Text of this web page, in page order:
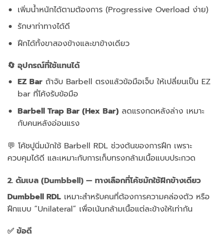
เพิ่มน้ำหนักได้ตามต้องการ (Progressive Overload ง่าย)
รักษาท่าทางได้ดี
ฝึกได้ทั้งขาสองข้างและขาข้างเดียว
🔄 อุปกรณ์ที่ใช้แทนได้
EZ Barถ้าจับ Barbell ตรงแล้วข้อมือเจ็บ ให้เปลี่ยนเป็น EZ
bar ที่โค้งรับข้อมือ
Barbell Trap Bar (Hex Bar)ลดแรงกดหลังล่าง เหมาะ
กับคนหลังอ่อนแรง
💬 โค้ชปูนิ่มมักใช้ Barbell RDL ช่วงต้นของการฝึก เพราะ
ควบคุมได้ดี และเหมาะกับการเก็บทรงกล้ามเนื้อแบบประกวด
2. ดัมเบล (Dumbbell) — ทางเลือกที่โค้ชมักใช้ฝึกข้างเดียว
Dumbbell RDL เหมาะสำหรับคนที่ต้องการความคล่องตัว หรือ
ฝึกแบบ “Unilateral” เพื่อเน้นกล้ามเนื้อแต่ละข้างให้เท่ากัน
✅ ข้อดี